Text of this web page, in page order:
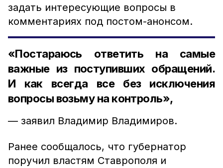
задать интересующие вопросы в
комментариях под постом-анонсом.
«Постараюсь ответить на самые
важные из поступивших обращений.
И как всегда все без исключения
вопросы возьму на контроль»,
— заявил Владимир Владимиров.
Ранее сообщалось, что губернатор
поручил властям Ставрополя и